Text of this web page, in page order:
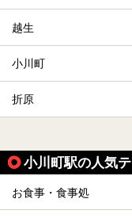
越生
小川町
折原
小川町駅の人気
お食事・食事処